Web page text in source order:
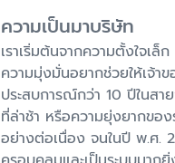
ความเป็นมาบริษัท
เราเริ่มต้นจากความตั้งใจ
ความมุ่งมั่นอยากช่วยให้เจ้า
ประสบการณ์กว่า 10 ปีในสา
ที่ล่าช้า หรือความยุ่งยากขอ
อย่างต่อเนื่อง จนในปี พ.ศ.